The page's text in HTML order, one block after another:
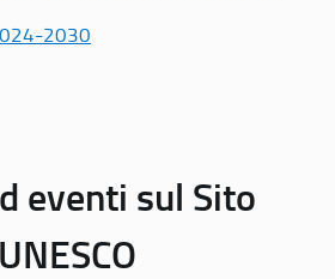
2030
eventi sul Sito
UNESCO